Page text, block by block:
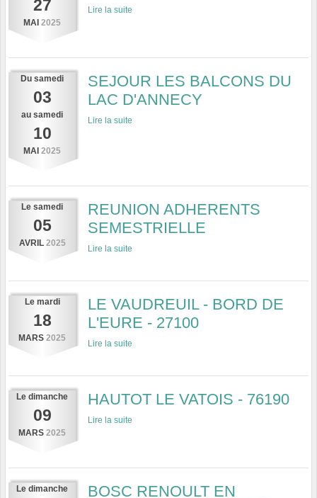
27
MAI 2025
Lire la suite
Du samedi
03
au samedi
10
MAI 2025
SEJOUR LES BALCONS DU
LAC D'ANNECY
Lire la suite
Le samedi
05
AVRIL 2025
REUNION ADHERENTS
SEMESTRIELLE
Lire la suite
Le mardi
18
MARS 2025
LE VAUDREUIL - BORD DE
L'EURE - 27100
Lire la suite
Le dimanche
09
MARS 2025
HAUTOT LE VATOIS - 76190
Lire la suite
Le dimanche
BOSC RENOULT EN